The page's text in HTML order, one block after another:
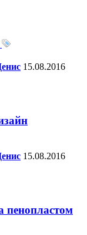
15.08.2016
15.08.2016
пенопластом